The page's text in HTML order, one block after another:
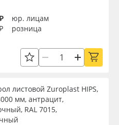
юр. лицам
розница
листовой Zuroplast HIPS,
мм, антрацит,
RAL 7015,